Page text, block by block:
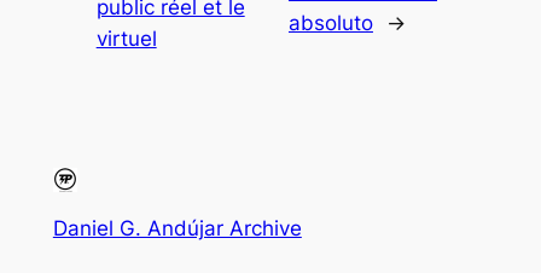
public réel et le
virtuel
absoluto
→
Daniel G. Andújar Archive